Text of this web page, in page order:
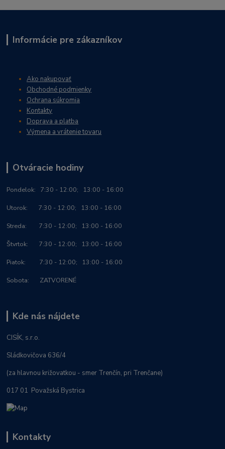
Informácie pre zákazníkov
Ako nakupovať
Obchodné podmienky
Ochrana súkromia
Kontakty
Doprava a platba
Výmena a vrátenie tovaru
Otváracie hodiny
Pondelok: 7:30 - 12:00; 13:00 - 16:00
Utorok: 7:30 - 12:00; 13:00 - 16:00
Streda: 7:30 - 12:00; 13:00 - 16:00
Štvrtok: 7:30 - 12:00; 13:00 - 16:00
Piatok: 7:30 - 12:00; 13:00 - 16:00
Sobota: ZATVORENÉ
Kde nás nájdete
CISÍK, s.r.o.
Sládkovičova 636/4
(za hlavnou križovatkou - smer Trenčín, pri Trenčane)
017 01 Považská Bystrica
Kontakty